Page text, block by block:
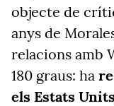
objecte de
anys de
relacions amb
180 graus: ha
els Estats Units